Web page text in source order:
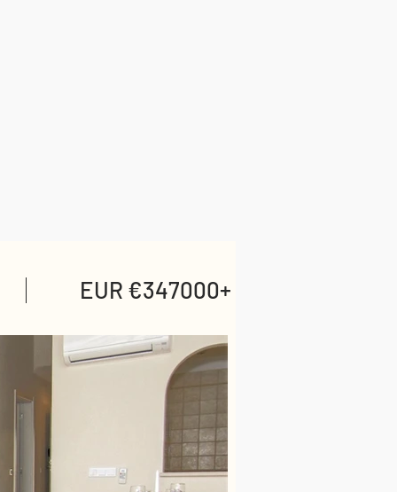
EUR €347000+